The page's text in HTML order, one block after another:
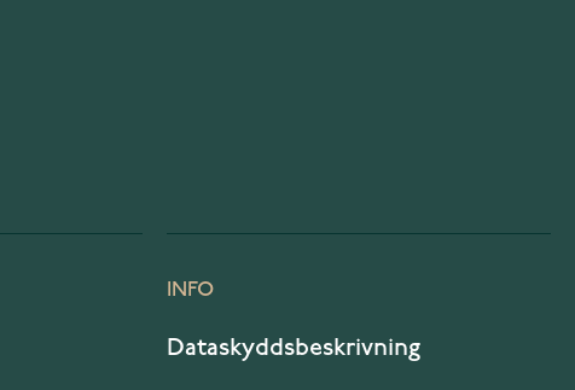
INFO
Dataskyddsbeskrivning